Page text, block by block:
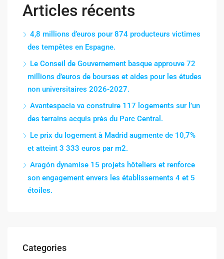
Articles récents
4,8 millions d’euros pour 874 producteurs victimes
des tempêtes en Espagne.
Le Conseil de Gouvernement basque approuve 72
millions d’euros de bourses et aides pour les études
non universitaires 2026-2027.
Avantespacia va construire 117 logements sur l’un
des terrains acquis près du Parc Central.
Le prix du logement à Madrid augmente de 10,7%
et atteint 3 333 euros par m2.
Aragón dynamise 15 projets hôteliers et renforce
son engagement envers les établissements 4 et 5
étoiles.
Categories